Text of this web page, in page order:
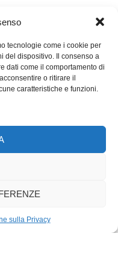
tecnologie come i cookie per
del dispositivo. Il consenso a
dati come il comportamento di
o ritirare il
caratteristiche e funzioni.
sulla Privacy